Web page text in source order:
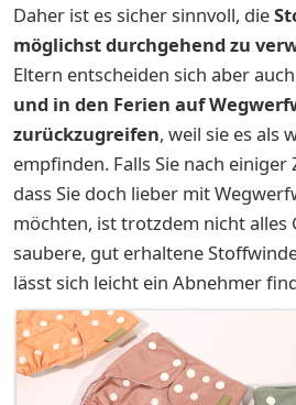
Daher ist es sicher sinnvoll, die
möglichst durchgehend zu
Eltern entscheiden sich aber
und in den Ferien auf
zurückzugreifen, weil sie es als
empfinden. Falls Sie nach
dass Sie doch lieber mit
möchten, ist trotzdem nicht alles
saubere, gut erhaltene
lässt sich leicht ein Abnehmer